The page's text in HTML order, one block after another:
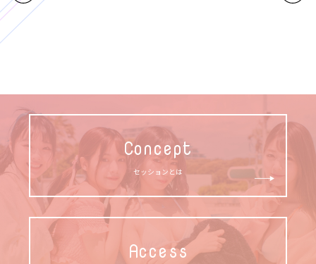
Concept
セッションとは
Access